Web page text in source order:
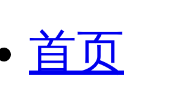
首页